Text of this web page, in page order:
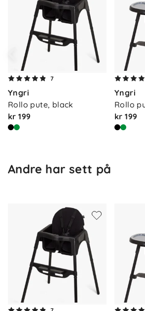
såpeoppløsning
Lagring
: Stolen kan stables –
Yngri Rollo er en smart, trygg og
for måltider og lek i alle hjem.
7
Yngri
Rollo pute, black
kr 199
Yngri
Rollo
kr 199
Andre har sett på
Om oss
Kontakt oss